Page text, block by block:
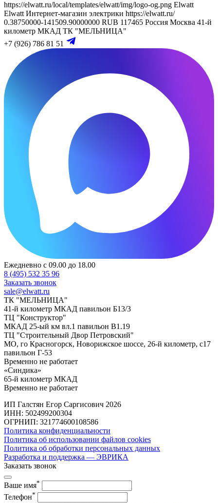
https://elwatt.ru/local/templates/elwatt/img/logo-og.png Elwatt
Elwatt Интернет-магазин электрики https://elwatt.ru/
0.38750000-141509.90000000 RUB 117465 Россия Москва 41-й
километр МКАД ТК "МЕЛЬНИЦА"
+7 (926) 786 81 51
Ежедневно с 09.00 до 18.00
8 (495) 532 35 96
Заказать звонок
sale@elwatt.ru
ТК "МЕЛЬНИЦА"
41-й километр МКАД павильон Б13/3
ТЦ "Конструктор"
МКАД 25-ый км вл.1 павильон В1.19
ТЦ "Строительный Двор Петровский"
МО, го Красногорск, Новорижское шоссе, 26-й километр, с17
павильон Г-53
Временно не работает
«Синдика»
65-й километр МКАД
Временно не работает
ИП Галстян Егор Саргисович 2026
ИНН: 502499200304
ОГРНИП: 321774600108586
Политика конфиденциальности
Политика об использовании файлов cookies
Политика об обработки персональных данных
Разработка и поддержка — ЭВРИКА
Заказать звонок
Ваше имя*
Телефон*